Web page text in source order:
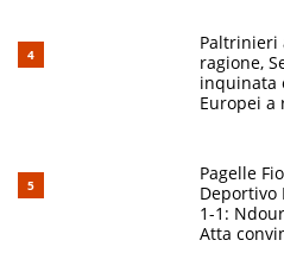
Paltrinieri
ragione,
inquinata
Europei a
adesso
Pagelle
Deportivo
1-1:
Atta